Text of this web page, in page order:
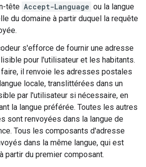
tête Accept-Language ou la langue
du domaine à partir duquel la requête
s'efforce de fournir une adresse
pour l'utilisateur et les habitants.
faire, il renvoie les adresses postales
locale, translittérées dans un
par l'utilisateur si nécessaire, en
la langue préférée. Toutes les autres
sont renvoyées dans la langue de
Tous les composants d'adresse
dans la même langue, qui est
partir du premier composant.